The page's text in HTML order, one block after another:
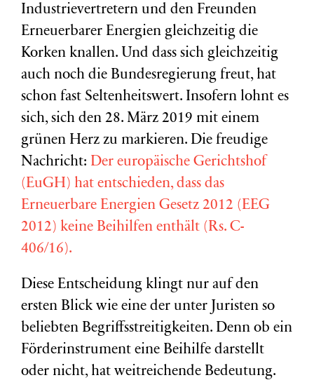
Industrievertretern und den Freunden
Erneuerbarer Energien gleichzeitig die
Korken knallen. Und dass sich gleichzeitig
auch noch die Bundesregierung freut, hat
schon fast Seltenheitswert. Insofern lohnt es
sich, sich den 28. März 2019 mit einem
grünen Herz zu markieren. Die freudige
Nachricht: Der europäische Gerichtshof
(EuGH) hat entschieden, dass das
Erneuerbare Energien Gesetz 2012 (EEG
2012) keine Beihilfen enthält (Rs. C-
406/16).
Diese Entscheidung klingt nur auf den
ersten Blick wie eine der unter Juristen so
beliebten Begriffsstreitigkeiten. Denn ob ein
Förderinstrument eine Beihilfe darstellt
oder nicht, hat weitreichende Bedeutung.